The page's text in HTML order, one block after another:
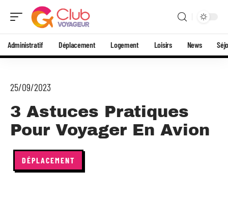
Administratif Déplacement Logement Loisirs News
25/09/2023
3 Astuces Pratiques
Pour Voyager En Avion
DÉPLACEMENT